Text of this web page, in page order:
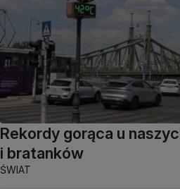
Rekordy gorąca u
i bratanków
ŚWIAT